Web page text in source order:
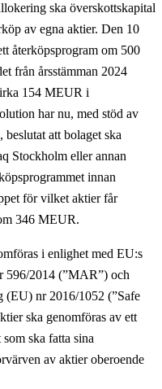
ska överskottskapital
av egna aktier. Den 10
återköpsprogram om 500
från årsstämman 2024
154 MEUR i
har nu, med stöd av
att bolaget ska
Stockholm eller annan
innan
för vilket aktier får
346 MEUR.
i enlighet med EU:s
596/2014 (”MAR”) och
(EU) nr 2016/1052 (”Safe
ska genomföras av ett
ska fatta sina
av aktier oberoende